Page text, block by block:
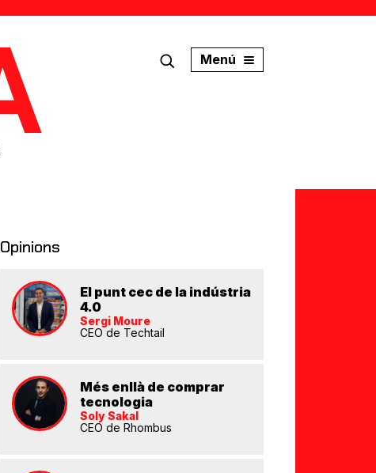
Menú
Opinions
El punt cec de la indústria
4.0
Sergi Moure
CEO de Techtail
Més enllà de comprar
tecnologia
Soly Sakal
CEO de Rhombus